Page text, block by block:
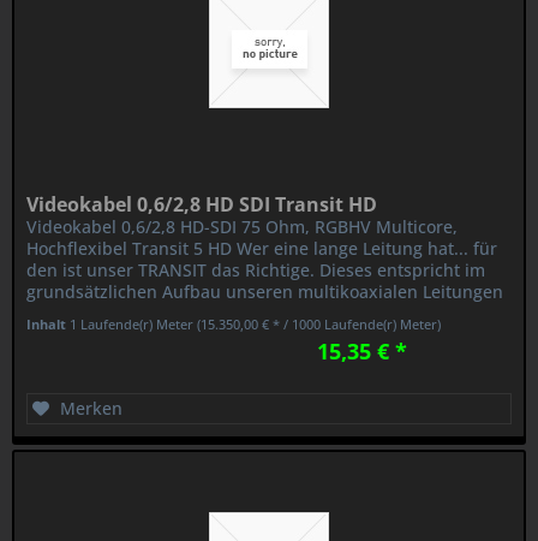
Videokabel 0,6/2,8 HD SDI Transit HD
Videokabel 0,6/2,8 HD-SDI 75 Ohm, RGBHV Multicore,
Hochflexibel Transit 5 HD Wer eine lange Leitung hat... für
den ist unser TRANSIT das Richtige. Dieses entspricht im
grundsätzlichen Aufbau unseren multikoaxialen Leitungen
Inhalt 1 Laufende(r) Meter(15.350,00 € * / 1000 Laufende(r) Meter)
15,35 € *
Merken